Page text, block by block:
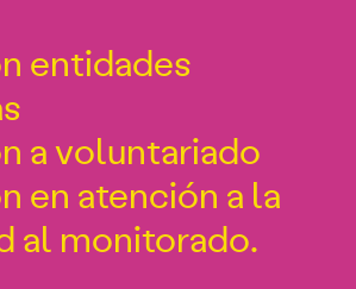
entidades
a voluntariado
en atención a la
al monitorado.